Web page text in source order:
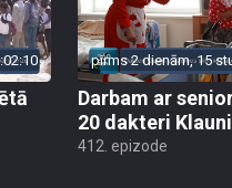
pirms 2 dienām, 15
Darbam ar
20 dakteri Klauni
412. epizode